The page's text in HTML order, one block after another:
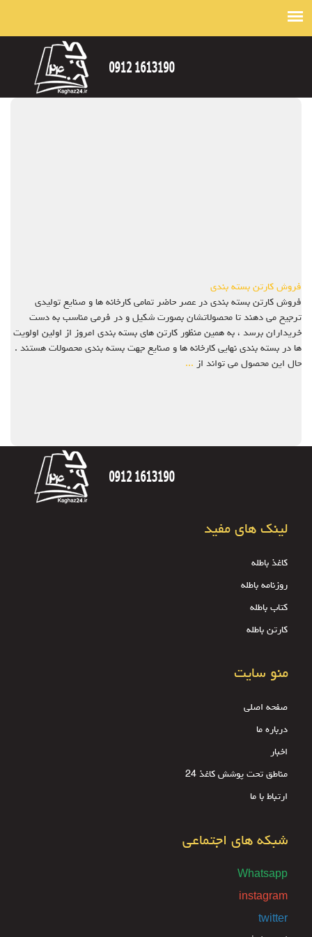
فروش کارتن بسته بندی
فروش کارتن بسته بندی در عصر حاضر تمامی کارخانه ها و صنایع تولیدی
ترجیح می دهند تا محصولاتشان بصورت شکیل و در فرمی مناسب به دست
خریداران برسد ، به همین منظور کارتن های بسته بندی امروز از اولین اولویت
ها در بسته بندی نهایی کارخانه ها و صنایع جهت بسته بندی محصولات هستند .
حال این محصول می تواند از ...
لینک های مفید
کاغذ باطله
روزنامه باطله
کتاب باطله
کارتن باطله
منو سایت
صفحه اصلی
درباره ما
اخبار
مناطق تحت پوشش کاغذ 24
ارتباط با ما
شبکه های اجتماعی
Whatsapp
instagram
twitter